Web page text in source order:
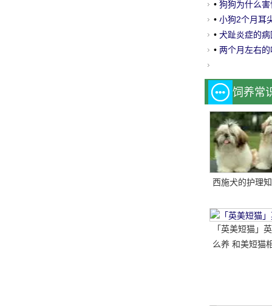
• 狗狗为什么
• 小狗2个月耳
• 犬趾炎症的
• 两个月左右
饲养常
西施犬的护理
「英美短猫」
么养 和美短猫